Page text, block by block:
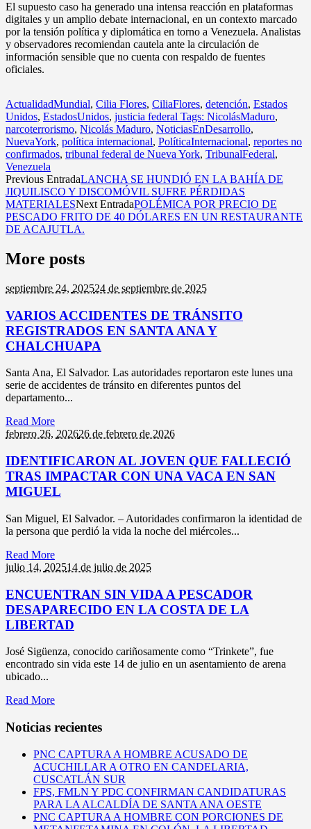
El supuesto caso ha generado una intensa reacción en plataformas
digitales y un amplio debate internacional, en un contexto marcado
por la tensión política y diplomática en torno a Venezuela. Analistas
y observadores recomiendan cautela ante la circulación de
información sensible que no cuenta con respaldo de fuentes
oficiales.
ActualidadMundial, Cilia Flores, CiliaFlores, detención, Estados
Unidos, EstadosUnidos, justicia federal Tags: NicolásMaduro,
narcoterrorismo, Nicolás Maduro, NoticiasEnDesarrollo,
NuevaYork, política internacional, PolíticaInternacional, reportes no
confirmados, tribunal federal de Nueva York, TribunalFederal,
Venezuela
Previous EntradaLANCHA SE HUNDIÓ EN LA BAHÍA DE
JIQUILISCO Y DISCOMÓVIL SUFRE PÉRDIDAS
MATERIALESNext EntradaPOLÉMICA POR PRECIO DE
PESCADO FRITO DE 40 DÓLARES EN UN RESTAURANTE
DE ACAJUTLA.
More posts
septiembre 24, 202524 de septiembre de 2025
VARIOS ACCIDENTES DE TRÁNSITO
REGISTRADOS EN SANTA ANA Y
CHALCHUAPA
Santa Ana, El Salvador. Las autoridades reportaron este lunes una
serie de accidentes de tránsito en diferentes puntos del
departamento...
Read More
febrero 26, 202626 de febrero de 2026
IDENTIFICARON AL JOVEN QUE FALLECIÓ
TRAS IMPACTAR CON UNA VACA EN SAN
MIGUEL
San Miguel, El Salvador. – Autoridades confirmaron la identidad de
la persona que perdió la vida la noche del miércoles...
Read More
julio 14, 202514 de julio de 2025
ENCUENTRAN SIN VIDA A PESCADOR
DESAPARECIDO EN LA COSTA DE LA
LIBERTAD
José Sigüenza, conocido cariñosamente como “Trinkete”, fue
encontrado sin vida este 14 de julio en un asentamiento de arena
ubicado...
Read More
Noticias recientes
PNC CAPTURA A HOMBRE ACUSADO DE
ACUCHILLAR A OTRO EN CANDELARIA,
CUSCATLÁN SUR
FPS, FMLN Y PDC CONFIRMAN CANDIDATURAS
PARA LA ALCALDÍA DE SANTA ANA OESTE
PNC CAPTURA A HOMBRE CON PORCIONES DE